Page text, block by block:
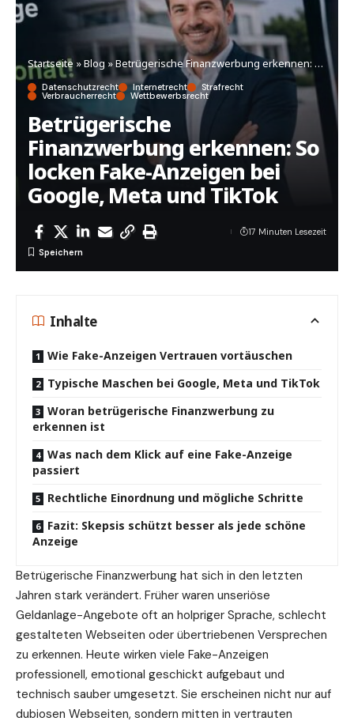
Startseite »Blog »Betrügerische Finanzwerbung erkennen: So locken Fake-Anzeigen bei Google, Meta und TikTok
Datenschutzrecht Internetrecht Strafrecht
Verbraucherrecht Wettbewerbsrecht
Betrügerische
Finanzwerbung erkennen: So
locken Fake-Anzeigen bei
Google, Meta und TikTok
17 Minuten Lesezeit
Inhalte
Wie Fake-Anzeigen Vertrauen vortäuschen
Typische Maschen bei Google, Meta und TikTok
Woran betrügerische Finanzwerbung zu
erkennen ist
Was nach dem Klick auf eine Fake-Anzeige
passiert
Rechtliche Einordnung und mögliche Schritte
Fazit: Skepsis schützt besser als jede schöne
Anzeige
Betrügerische Finanzwerbung hat sich in den letzten
Jahren stark verändert. Früher waren unseriöse
Geldanlage-Angebote oft an holpriger Sprache, schlecht
gestalteten Webseiten oder übertriebenen Versprechen
zu erkennen. Heute wirken viele Fake-Anzeigen
professionell, emotional geschickt aufgebaut und
technisch sauber umgesetzt. Sie erscheinen nicht nur auf
dubiosen Webseiten, sondern mitten in vertrauten